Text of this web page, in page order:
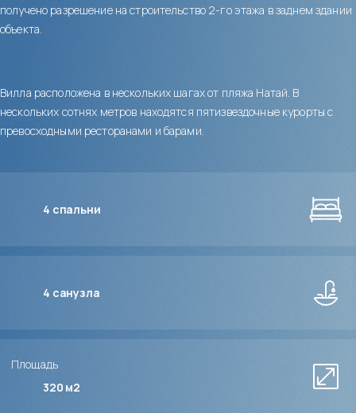
получено разрешение на строительство 2-го этажа в заднем здании
объекта.
Вилла расположена в нескольких шагах от пляжа Натай. В
нескольких сотнях метров находятся пятизвездочные курорты с
превосходными ресторанами и барами.
4 спальни
4 санузла
Площадь
320 м2